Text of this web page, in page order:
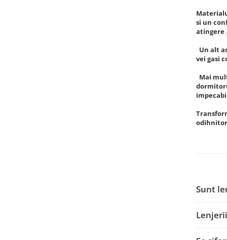
si un
atingere
Un alt
vei gasi
Mai
Sunt